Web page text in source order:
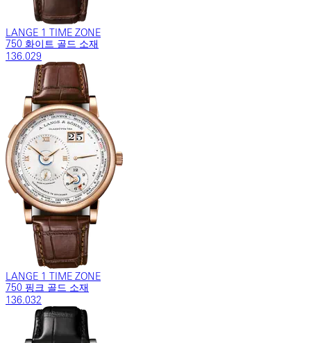
LANGE 1 TIME ZONE
750 화이트 골드 소재
136.029
LANGE 1 TIME ZONE
750 핑크 골드 소재
136.032